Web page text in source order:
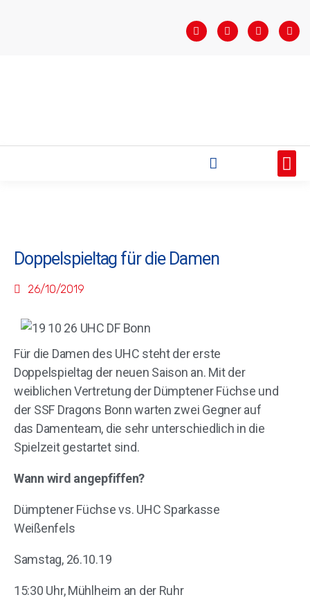
Doppelspieltag für die Damen
26/10/2019
Für die Damen des UHC steht der erste
Doppelspieltag der neuen Saison an. Mit der
weiblichen Vertretung der Dümptener Füchse und
der SSF Dragons Bonn warten zwei Gegner auf
das Damenteam, die sehr unterschiedlich in die
Spielzeit gestartet sind.
Wann wird angepfiffen?
Dümptener Füchse vs. UHC Sparkasse
Weißenfels
Samstag, 26.10.19
15:30 Uhr, Mühlheim an der Ruhr